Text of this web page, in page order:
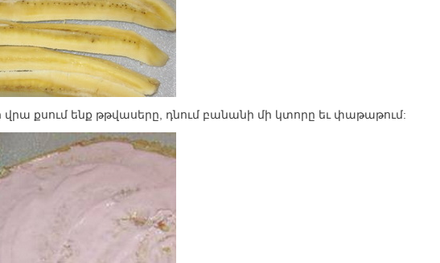
վրա քսում ենք թթվասերը, դնում բանանի մի կտորը եւ փաթաթում: